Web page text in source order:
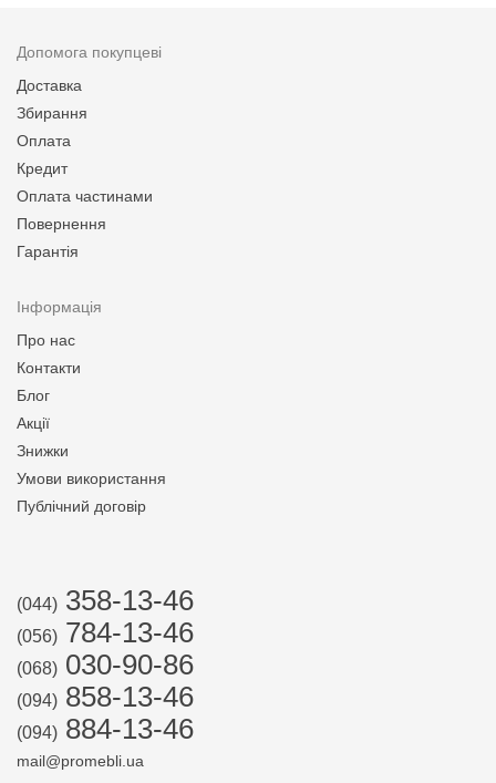
Допомога покупцеві
Доставка
Збирання
Оплата
Кредит
Оплата частинами
Повернення
Гарантія
Інформація
Про нас
Контакти
Блог
Акції
Знижки
Умови використання
Публічний договір
(044) 358-13-46
(056) 784-13-46
(068) 030-90-86
(094) 858-13-46
(094) 884-13-46
mail@promebli.ua